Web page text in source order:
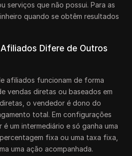
serviços que não possui. Para as
quando se obtêm resultados
Difere de Outros
afiliados funcionam de forma
vendas diretas ou baseados em
o vendedor é dono do
total. Em configurações
um intermediário e só ganha uma
fixa ou uma taxa fixa,
uma ação acompanhada.